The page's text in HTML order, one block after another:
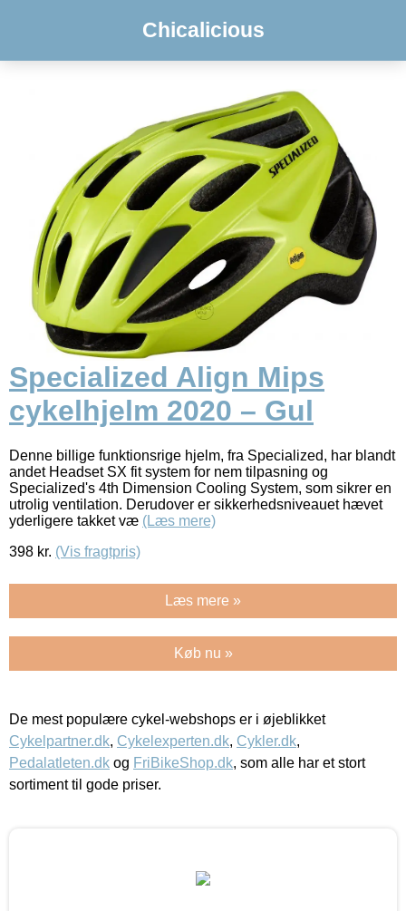
Chicalicious
Specialized Align Mips
cykelhjelm 2020 – Gul
Denne billige funktionsrige hjelm, fra Specialized, har blandt
andet Headset SX fit system for nem tilpasning og
Specialized's 4th Dimension Cooling System, som sikrer en
utrolig ventilation. Derudover er sikkerhedsniveauet hævet
yderligere takket væ (Læs mere)
398 kr. (Vis fragtpris)
Læs mere »
Køb nu »
De mest populære cykel-webshops er i øjeblikket
Cykelpartner.dk, Cykelexperten.dk, Cykler.dk,
Pedalatleten.dk og FriBikeShop.dk, som alle har et stort
sortiment til gode priser.